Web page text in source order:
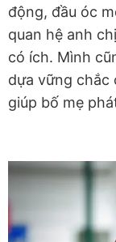
động, đầu óc
quan hệ anh
có ích. Mình
dựa vững chắc
giúp bố mẹ